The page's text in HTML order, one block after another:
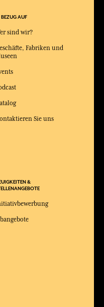
BEZUG AUF
sind wir?
Fabriken und
Sie uns
&